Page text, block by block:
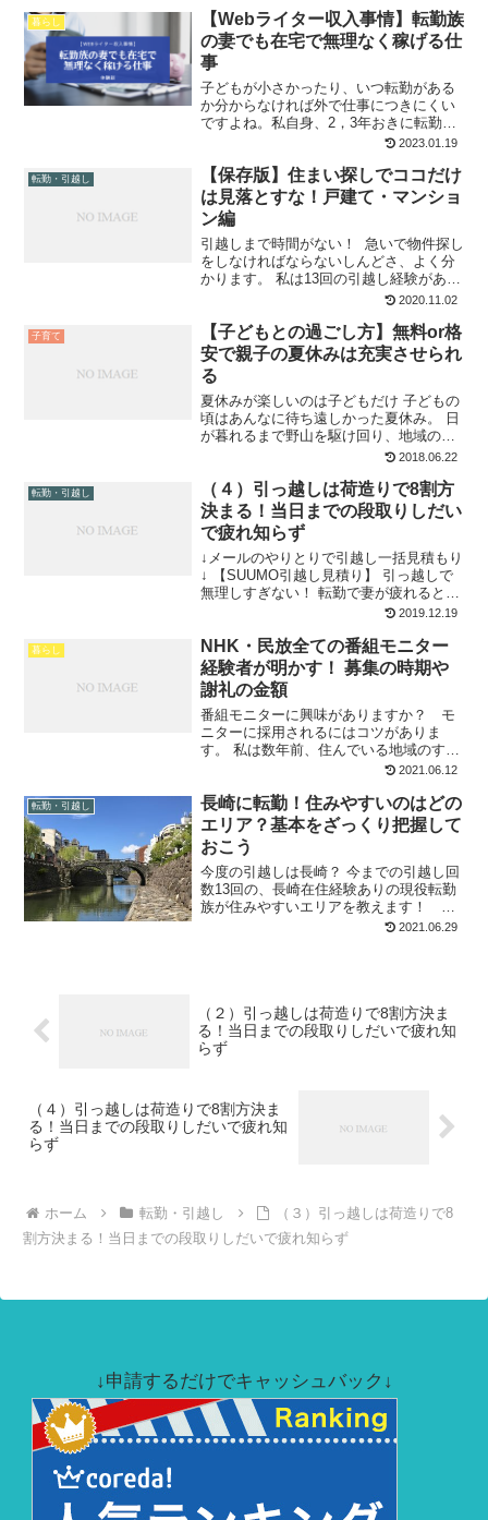
の対応は…。 現役転勤族が、これまでの
自分の経験と...
暮らし
【Webライター収入事情】転勤族
の妻でも在宅で無理なく稼げる仕
事
子どもが小さかったり、いつ転勤がある
か分からなければ外で仕事につきにくい
ですよね。私自身、2，3年おきに転勤を
繰り返しているので、職探しの苦労はよ
としても、子どもの急な病気や休校に対
応するのは至難の業。 ...
2023.01.19
転勤・引越し
【保存版】住まい探しでココだけ
は見落とすな！戸建て・マンショ
ン編
引越しまで時間がない！ 急いで物件探し
をしなければならないしんどさ、よく分
かります。 私は13回の引越し経験があ
り、今も全国転勤中です。今までの経験
す。よろしければご参考にしてくださ
い。 ↓メールのやりと...
2020.11.02
子育て
【子どもとの過ごし方】無料or格
安で親子の夏休みは充実させられ
る
夏休みが楽しいのは子どもだけ 子どもの
頃はあんなに待ち遠しかった夏休み。 日
が暮れるまで野山を駆け回り、地域のお
祭りに参加すれば準備で遅くまでみんな
んの田舎が遠ければ、帰省もちょっとし
た旅行気分です。 ...
2018.06.22
転勤・引越し
（４）引っ越しは荷造りで8割方
決まる！当日までの段取りしだい
で疲れ知らず
↓メールのやりとりで引越し一括見積もり
↓ 【SUUMO引越し見積り】 引っ越しで
無理しすぎない！ 転勤で妻が疲れると家
庭内が険悪に 私は10回以上引っ越しを繰
疲れます。引っ越し前からの荷造りや物
件探し、移...
2019.12.19
暮らし
NHK・民放全ての番組モニター
経験者が明かす！ 募集の時期や
謝礼の金額
番組モニターに興味がありますか？ モ
ニターに採用されるにはコツがありま
す。 私は数年前、住んでいる地域のすべ
ての放送局の番組モニターを同時進行で
組モニターを経験しています。 ネット上
の情報は、古いのか事...
2021.06.12
転勤・引越し
長崎に転勤！住みやすいのはどの
エリア？基本をざっくり把握して
おこう
今度の引越しは長崎？ 今までの引越し回
数13回の、長崎在住経験ありの現役転勤
族が住みやすいエリアを教えます！ お
急ぎの方は、目次からお目当てのところ
2021.06.29
（２）引っ越しは荷造りで8割方決ま
る！当日までの段取りしだいで疲れ知
らず
（４）引っ越しは荷造りで8割方決ま
る！当日までの段取りしだいで疲れ知
らず
ホーム 転勤・引越し
（３）引っ越しは荷造りで8
割方決まる！当日までの段取りしだいで疲れ知らず
↓申請するだけでキャッシュバック↓